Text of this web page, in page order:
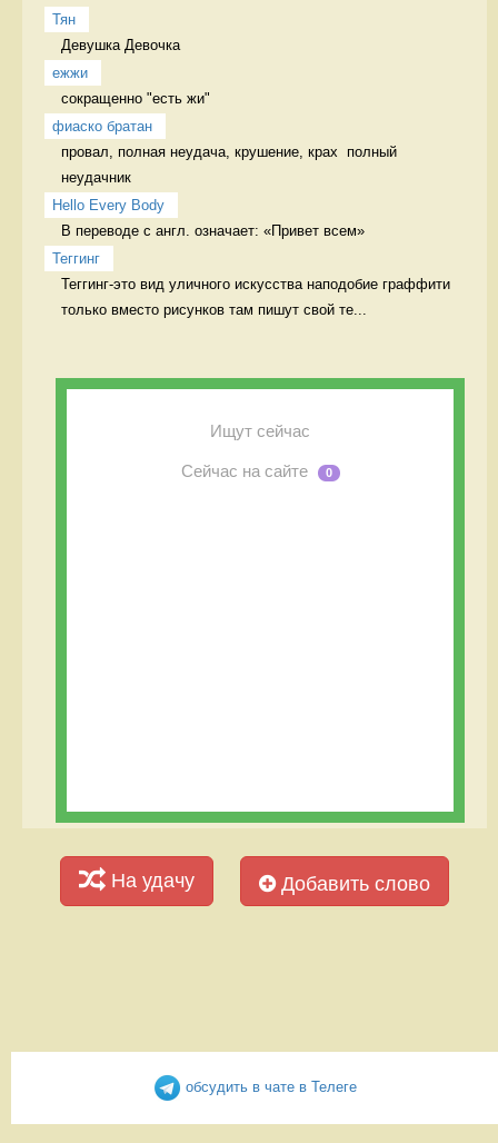
Тян
Девушка Девочка
ежжи
сокращенно "есть жи"
фиаско братан
провал, полная неудача, крушение, крах  полный
неудачник
Hello Every Body
В переводе с англ. означает: «Привет всем»
Теггинг
Теггинг-это вид уличного искусства наподобие граффити
только вместо рисунков там пишут свой те...
Ищут сейчас
Сейчас на сайте 0
На удачу Добавить слово
обсудить в чате в Телеге